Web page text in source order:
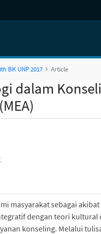
BK UNP 2017 Article
dalam
masyarakat sebagai
dengan teori
konseling. Melalui